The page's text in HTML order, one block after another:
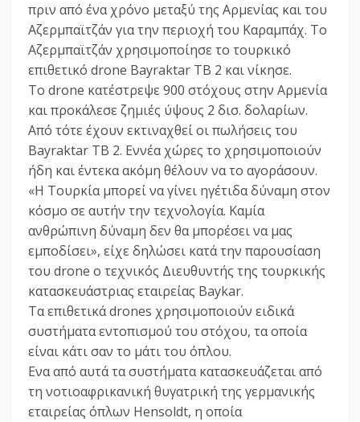
πριν από ένα χρόνο μεταξύ της Αρμενίας και του
Αζερμπαϊτζάν για την περιοχή του Καραμπάχ. Το
Αζερμπαϊτζάν χρησιμοποίησε το τουρκικό
επιθετικό drone Bayraktar TB 2 και νίκησε.
Το drone κατέστρεψε 900 στόχους στην Αρμενία
και προκάλεσε ζημιές ύψους 2 δισ. δολαρίων.
Από τότε έχουν εκτιναχθεί οι πωλήσεις του
Bayraktar TB 2. Εννέα χώρες το χρησιμοποιούν
ήδη και έντεκα ακόμη θέλουν να το αγοράσουν.
«Η Τουρκία μπορεί να γίνει ηγέτιδα δύναμη στον
κόσμο σε αυτήν την τεχνολογία. Καμία
ανθρώπινη δύναμη δεν θα μπορέσει να μας
εμποδίσει», είχε δηλώσει κατά την παρουσίαση
του drone ο τεχνικός Διευθυντής της τουρκικής
κατασκευάστριας εταιρείας Baykar.
Τα επιθετικά drones χρησιμοποιούν ειδικά
συστήματα εντοπισμού του στόχου, τα οποία
είναι κάτι σαν το μάτι του όπλου.
Ενα από αυτά τα συστήματα κατασκευάζεται από
τη νοτιοαφρικανική θυγατρική της γερμανικής
εταιρείας όπλων Hensoldt, η οποία